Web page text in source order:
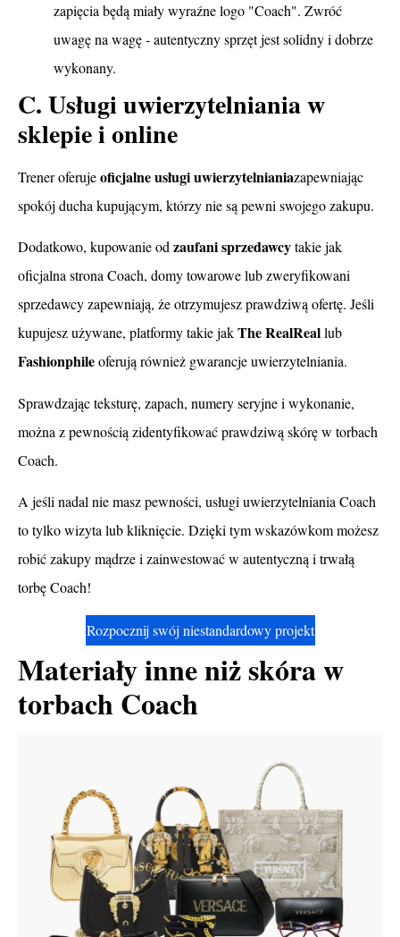
zapięcia będą miały wyraźne logo "Coach". Zwróć
uwagę na wagę - autentyczny sprzęt jest solidny i dobrze
wykonany.
C. Usługi uwierzytelniania w
sklepie i online
Trener oferujeoficjalne usługi uwierzytelnianiazapewniając
spokój ducha kupującym, którzy nie są pewni swojego zakupu.
Dodatkowo, kupowanie odzaufani sprzedawcytakie jak
oficjalna strona Coach, domy towarowe lub zweryfikowani
sprzedawcy zapewniają, że otrzymujesz prawdziwą ofertę. Jeśli
kupujesz używane, platformy takie jakThe RealReallub
Fashionphileoferują również gwarancje uwierzytelniania.
Sprawdzając teksturę, zapach, numery seryjne i wykonanie,
można z pewnością zidentyfikować prawdziwą skórę w torbach
Coach.
A jeśli nadal nie masz pewności, usługi uwierzytelniania Coach
to tylko wizyta lub kliknięcie. Dzięki tym wskazówkom możesz
robić zakupy mądrze i zainwestować w autentyczną i trwałą
torbę Coach!
Rozpocznij swój niestandardowy projekt
Materiały inne niż skóra w
torbach Coach